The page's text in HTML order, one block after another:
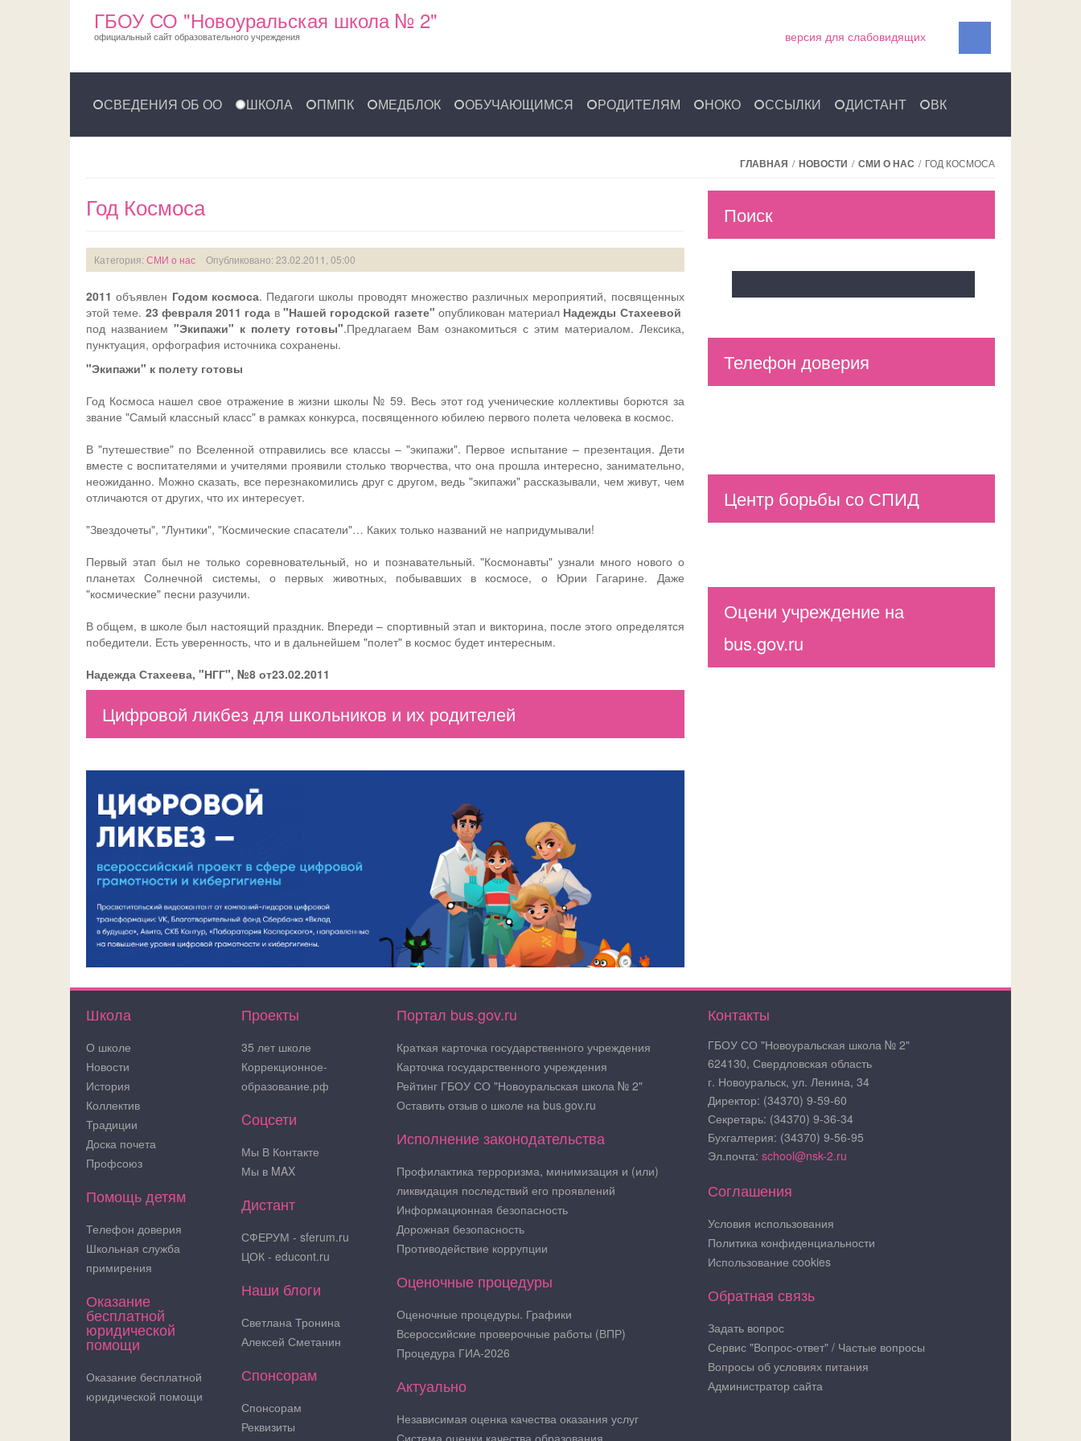
ГБОУ СО "Новоуральская школа № 2"
официальный сайт образовательного учреждения версия для слабовидящих
СВЕДЕНИЯ ОБ ОО ШКОЛА ПМПК МЕДБЛОК ОБУЧАЮЩИМСЯ РОДИТЕЛЯМ НОКО ССЫЛКИ ДИСТАНТ ВК
ГЛАВНАЯ / НОВОСТИ / СМИ О НАС / ГОД КОСМОСА
Год Космоса
Категория: СМИ о нас Опубликовано: 23.02.2011, 05:00
2011 объявлен Годом космоса. Педагоги школы проводят множество различных мероприятий, посвященных
этой теме. 23 февраля 2011 года в"Нашей городской газете" опубликован материал Надежды Стахеевой
под названием "Экипажи" к полету готовы".Предлагаем Вам ознакомиться с этим материалом. Лексика,
пунктуация, орфография источника сохранены.
"Экипажи" к полету готовы
Год Космоса нашел свое отражение в жизни школы № 59. Весь этот год ученические коллективы борются за
звание "Самый классный класс" в рамках конкурса, посвященного юбилею первого полета человека в космос.
В "путешествие" по Вселенной отправились все классы – "экипажи". Первое испытание – презентация. Дети
вместе с воспитателями и учителями проявили столько творчества, что она прошла интересно, занимательно,
неожиданно. Можно сказать, все перезнакомились друг с другом, ведь "экипажи" рассказывали, чем живут, чем
отличаются от других, что их интересует.
"Звездочеты", "Лунтики", "Космические спасатели"… Каких только названий не напридумывали!
Первый этап был не только соревновательный, но и познавательный. "Космонавты" узнали много нового о
планетах Солнечной системы, о первых животных, побывавших в космосе, о Юрии Гагарине. Даже
"космические" песни разучили.
В общем, в школе был настоящий праздник. Впереди – спортивный этап и викторина, после этого определятся
победители. Есть уверенность, что и в дальнейшем "полет" в космос будет интересным.
Надежда Стахеева, "НГГ", №8 от23.02.2011
Цифровой ликбез для школьников и их родителей
Поиск
Телефон доверия
Центр борьбы со СПИД
Оцени учреждение на
bus.gov.ru
Школа
О школе
Новости
История
Коллектив
Традиции
Доска почета
Профсоюз
Помощь детям
Телефон доверия
Школьная служба
примирения
Оказание
бесплатной
юридической
помощи
Оказание бесплатной
юридической помощи
Проекты
35 лет школе
Коррекционное-
образование.рф
Cоцсети
Мы В Контакте
Мы в MAX
Дистант
СФЕРУМ - sferum.ru
ЦОК - educont.ru
Наши блоги
Светлана Тронина
Алексей Сметанин
Спонсорам
Спонсорам
Реквизиты
Портал bus.gov.ru
Краткая карточка государственного учреждения
Карточка государственного учреждения
Рейтинг ГБОУ СО "Новоуральская школа № 2"
Оставить отзыв о школе на bus.gov.ru
Исполнение законодательства
Профилактика терроризма, минимизация и (или)
ликвидация последствий его проявлений
Информационная безопасность
Дорожная безопасность
Противодействие коррупции
Оценочные процедуры
Оценочные процедуры. Графики
Всероссийские проверочные работы (ВПР)
Процедура ГИА-2026
Актуально
Независимая оценка качества оказания услуг
Контакты
ГБОУ СО "Новоуральская школа № 2"
624130, Свердловская область
г. Новоуральск, ул. Ленина, 34
Директор: (34370) 9-59-60
Секретарь: (34370) 9-36-34
Бухгалтерия: (34370) 9-56-95
Эл.почта: school@nsk-2.ru
Соглашения
Условия использования
Политика конфиденциальности
Использование cookies
Обратная связь
Задать вопрос
Сервис "Вопрос-ответ" / Частые вопросы
Вопросы об условиях питания
Администратор сайта